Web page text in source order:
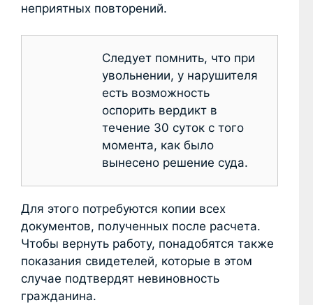
неприятных повторений.
Следует помнить, что при
увольнении, у нарушителя
есть возможность
оспорить вердикт в
течение 30 суток с того
момента, как было
вынесено решение суда.
Для этого потребуются копии всех
документов, полученных после расчета.
Чтобы вернуть работу, понадобятся также
показания свидетелей, которые в этом
случае подтвердят невиновность
гражданина.